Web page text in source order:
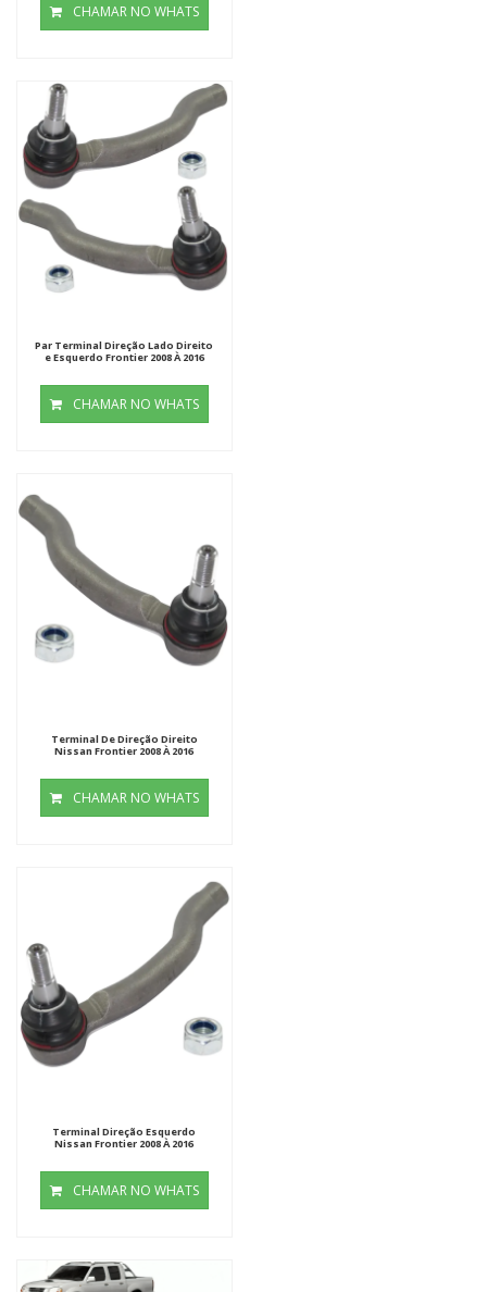
CHAMAR NO WHATS
Par Terminal Direção Lado Direito
e Esquerdo Frontier 2008 À 2016
CHAMAR NO WHATS
Terminal De Direção Direito
Nissan Frontier 2008 À 2016
CHAMAR NO WHATS
Terminal Direção Esquerdo
Nissan Frontier 2008 À 2016
CHAMAR NO WHATS